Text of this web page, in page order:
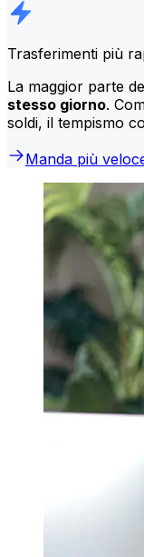
Trasferimenti più
La maggior parte
stesso giorno.
soldi, il tempismo
Manda più